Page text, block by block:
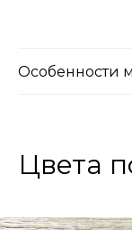
Особенности
Цвета